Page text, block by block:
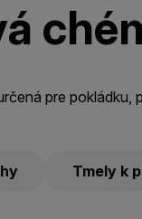
pre
Tmely k